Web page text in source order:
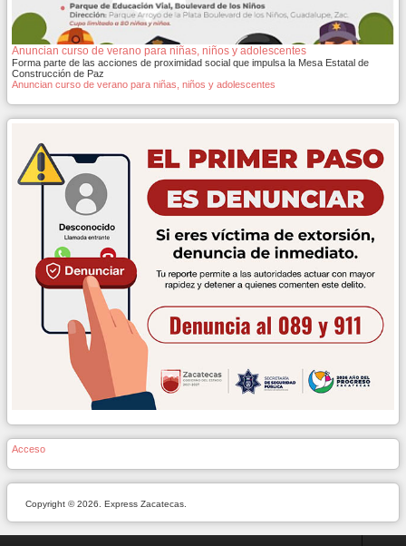
Anuncian curso de verano para niñas, niños y adolescentes
Forma parte de las acciones de proximidad social que impulsa la Mesa Estatal de
Construcción de Paz
Anuncian curso de verano para niñas, niños y adolescentes
Acceso
Copyright © 2026. Express Zacatecas.